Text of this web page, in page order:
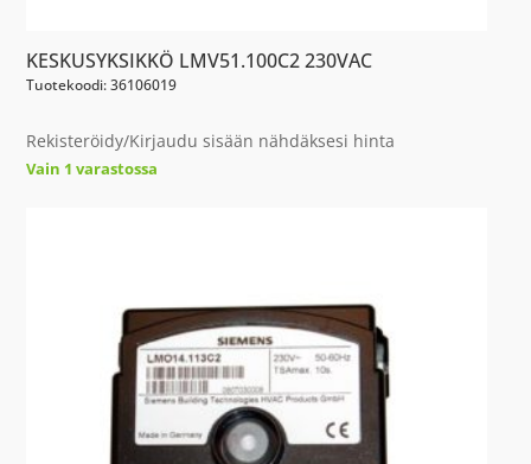
KESKUSYKSIKKÖ LMV51.100C2 230VAC
Tuotekoodi: 36106019
Rekisteröidy/Kirjaudu sisään nähdäksesi hinta
Vain 1 varastossa